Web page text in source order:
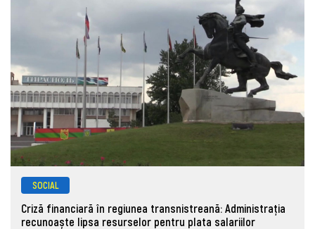
SOCIAL
Criză financiară în regiunea transnistreană: Administrația
recunoaște lipsa resurselor pentru plata salariilor